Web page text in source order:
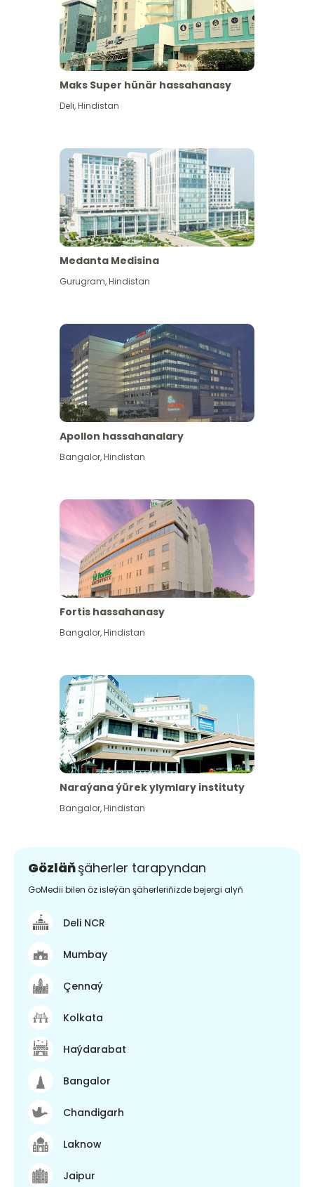
Has giňişleýin gör
Maks Super hünär hassahanasy
Deli,Hindistan
Medanta Medisina
Gurugram,Hindistan
Apollon hassahanalary
Bangalor,Hindistan
Fortis hassahanasy
Bangalor,Hindistan
Naraýana ýürek ylymlary instituty
Bangalor,Hindistan
Gözläňşäherler tarapyndan
GoMedii bilen öz isleýän şäherleriňizde bejergi alyň
Deli NCR
Mumbay
Çennaý
Kolkata
Haýdarabat
Bangalor
Chandigarh
Laknow
Jaipur